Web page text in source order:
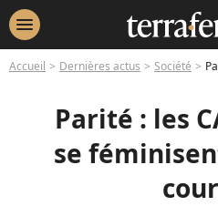
menu
Accueil Dernières actus Société
Parité : les
se